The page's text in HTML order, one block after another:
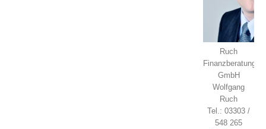
Ruch
Finanzberatung
GmbH
Wolfgang
Ruch
Tel.: 03303 /
548 265